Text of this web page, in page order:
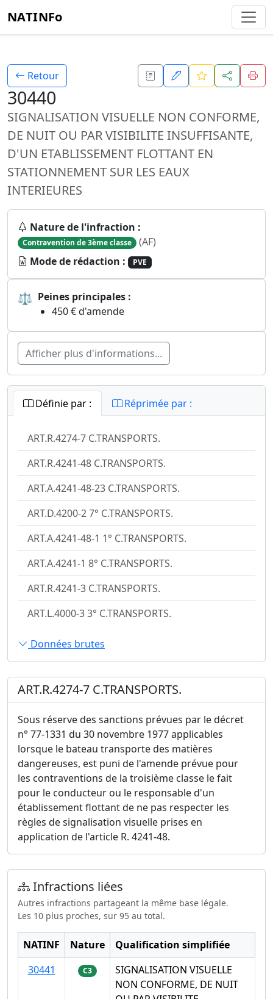
NATINFo
Retour
30440
SIGNALISATION VISUELLE NON CONFORME,
DE NUIT OU PAR VISIBILITE INSUFFISANTE,
D'UN ETABLISSEMENT FLOTTANT EN
STATIONNEMENT SUR LES EAUX
INTERIEURES
Nature de l'infraction :
Contravention de 3ème classe (AF)
Mode de rédaction :
PVE
⚖ Peines principales :
450 € d'amende
Afficher plus d'informations...
Définie par : Réprimée par :
ART.R.4274-7 C.TRANSPORTS.
ART.R.4241-48 C.TRANSPORTS.
ART.A.4241-48-23 C.TRANSPORTS.
ART.D.4200-2 7° C.TRANSPORTS.
ART.A.4241-48-1 1° C.TRANSPORTS.
ART.A.4241-1 8° C.TRANSPORTS.
ART.R.4241-3 C.TRANSPORTS.
ART.L.4000-3 3° C.TRANSPORTS.
Données brutes
ART.R.4274-7 C.TRANSPORTS.
Sous réserve des sanctions prévues par le décret
n° 77-1331 du 30 novembre 1977 applicables
lorsque le bateau transporte des matières
dangereuses, est puni de l'amende prévue pour
les contraventions de la troisième classe le fait
pour le conducteur ou le responsable d'un
établissement flottant de ne pas respecter les
règles de signalisation visuelle prises en
application de l'article R. 4241-48.
Infractions liées
Autres infractions partageant la même base légale.
Les 10 plus proches, sur 95 au total.
NATINF Nature
Qualification simplifiée
30441
C3
SIGNALISATION VISUELLE
NON CONFORME, DE NUIT